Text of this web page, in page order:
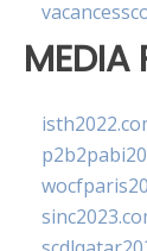
MEDIA